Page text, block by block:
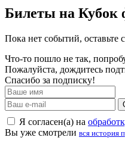
Билеты на Кубок
Пока нет событий,
Что-то пошло не так,
Пожалуйста, дождитесь
Спасибо за подписку!
Я согласен(а) на
Вы уже смотрели вся история